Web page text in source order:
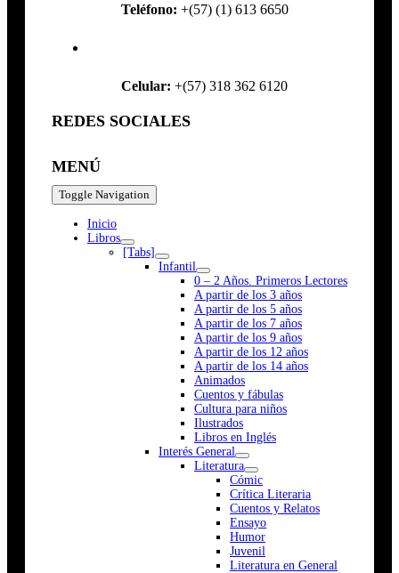
Teléfono: +(57) (1) 613 6650
Celular: +(57) 318 362 6120
REDES SOCIALES
MENÚ
Toggle Navigation
Inicio
Libros
[Tabs]
Infantil
0 – 2 Años. Primeros Lectores
A partir de los 3 años
A partir de los 5 años
A partir de los 7 años
A partir de los 9 años
A partir de los 12 años
A partir de los 14 años
Animados
Cuentos y fábulas
Cultura para niños
Ilustrados
Libros en Inglés
Interés General
Literatura
Cómic
Crítica Literaria
Cuentos y Relatos
Ensayo
Humor
Juvenil
Literatura en General